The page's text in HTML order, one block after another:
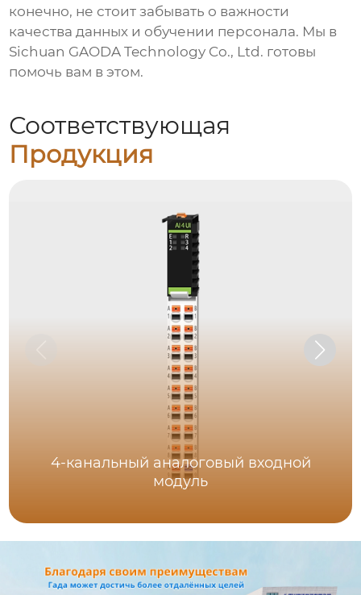
конечно, не стоит забывать о важности
качества данных и обучении персонала. Мы в
Sichuan GAODA Technology Co., Ltd. готовы
помочь вам в этом.
Соответствующая
Продукция
4-канальный аналоговый входной
модуль